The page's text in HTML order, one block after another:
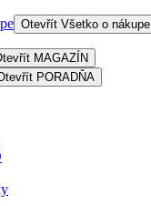
Otevřít Všetko o nákupe
MAGAZÍN
PORADŇA